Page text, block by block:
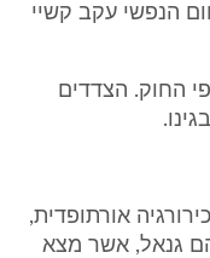
הנפשי עקב קשיי
פי החוק. הצדדים
אורתופדית,
גנאל, אשר מצא